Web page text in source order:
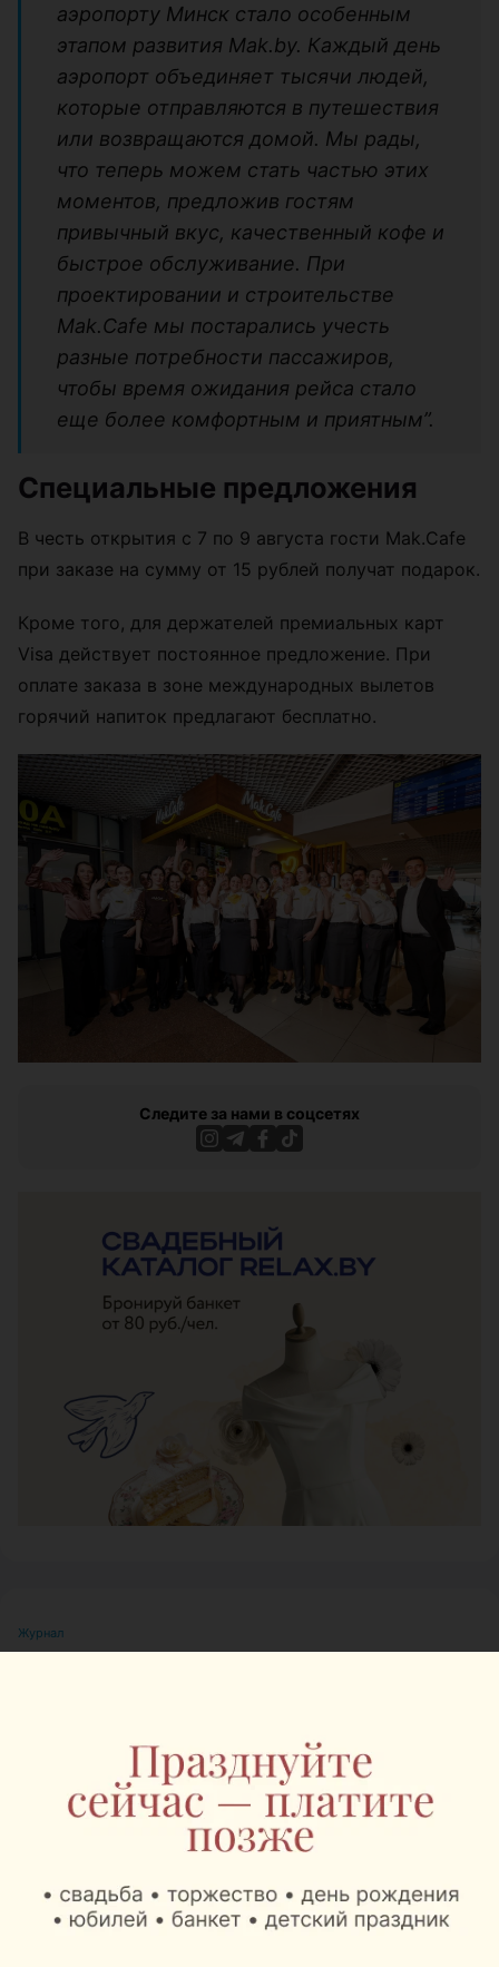
аэропорту Минск стало особенным
этапом развития Mak.by. Каждый день
аэропорт объединяет тысячи людей,
которые отправляются в путешествия
или возвращаются домой. Мы рады,
что теперь можем стать частью этих
моментов, предложив гостям
привычный вкус, качественный кофе и
быстрое обслуживание. При
проектировании и строительстве
Mak.Cafe мы постарались учесть
разные потребности пассажиров,
чтобы время ожидания рейса стало
еще более комфортным и приятным”.
Специальные предложения
В честь открытия с 7 по 9 августа гости Mak.Cafe
при заказе на сумму от 15 рублей получат подарок.
Кроме того, для держателей премиальных карт
Visa действует постоянное предложение. При
оплате заказа в зоне международных вылетов
горячий напиток предлагают бесплатно.
Следите за нами в соцсетях
Журнал
фестиваль для
любителей животных
8 и 9 августа на берегу Цнянского водохранилища,